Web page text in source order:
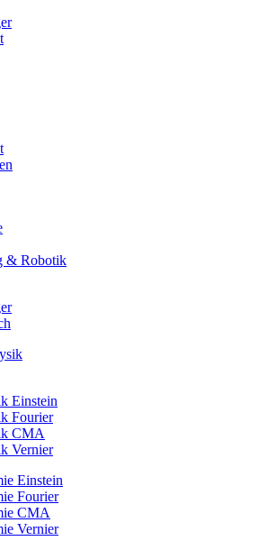
& Robotik
Einstein
Fourier
CMA
Vernier
Einstein
Fourier
CMA
Vernier